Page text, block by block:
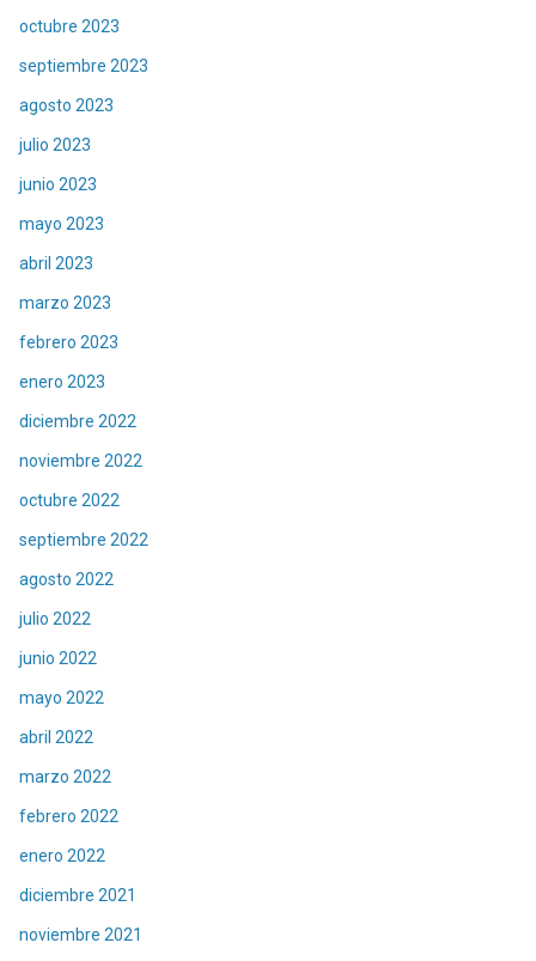
octubre 2023
septiembre 2023
agosto 2023
julio 2023
junio 2023
mayo 2023
abril 2023
marzo 2023
febrero 2023
enero 2023
diciembre 2022
noviembre 2022
octubre 2022
septiembre 2022
agosto 2022
julio 2022
junio 2022
mayo 2022
abril 2022
marzo 2022
febrero 2022
enero 2022
diciembre 2021
noviembre 2021